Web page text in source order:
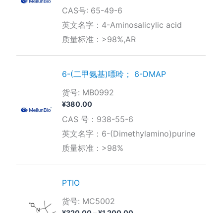
CAS号: 65-49-6
英文名字：4-Aminosalicylic acid
质量标准：>98%,AR
6-(二甲氨基)嘌呤； 6-DMAP
货号: MB0992
¥380.00
CAS 号：938-55-6
英文名字：6-(Dimethylamino)purine
质量标准：>98%
PTIO
货号: MC5002